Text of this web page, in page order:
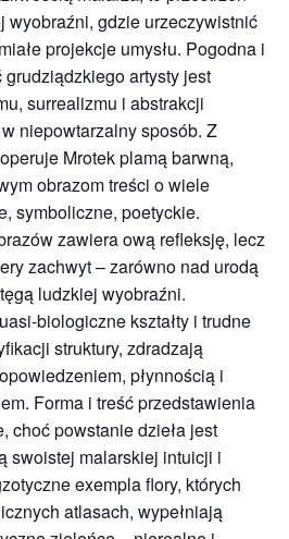
wyobraźni, gdzie urzeczywistnić
projekcje umysłu. Pogodna i
artysty jest
surrealizmu i abstrakcji
niepowtarzalny sposób. Z
Mrotek plamą barwną,
obrazom treści o wiele
symboliczne, poetyckie.
zawiera ową refleksję, lecz
zachwyt – zarówno nad urodą
ludzkiej wyobraźni.
biologiczne kształty i trudne
struktury, zdradzają
płynnością i
Forma i treść przedstawienia
choć powstanie dzieła jest
swoistej malarskiej intuicji i
exempla flory, których
atlasach, wypełniają